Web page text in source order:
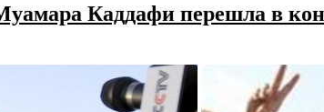
Каддафи перешла в